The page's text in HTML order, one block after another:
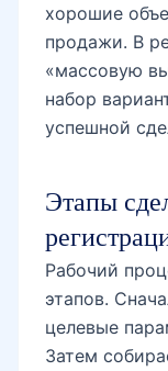
хорошие
продажи. В
«массовую
набор
успешной
Этапы
Рабочий
этапов.
целевые
Затем